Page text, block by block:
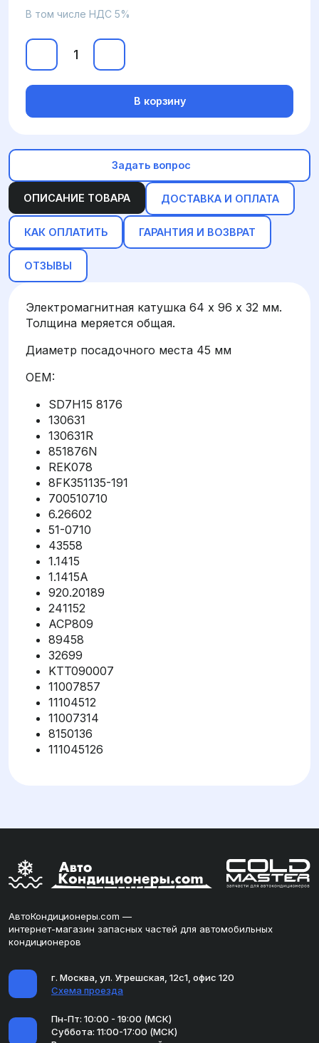
ОПИСАНИЕ ТОВАРА ДОСТАВКА И ОПЛАТА
КАК ОПЛАТИТЬ ГАРАНТИЯ И ВОЗВРАТ
ОТЗЫВЫ
Электромагнитная катушка 64 х 96 х 32 мм.
Толщина меряется общая.
Диаметр посадочного места 45 мм
OEM:
SD7H15 8176
130631
130631R
851876N
REK078
8FK351135-191
700510710
6.26602
51-0710
43558
1.1415
1.1415A
920.20189
241152
ACP809
89458
32699
KTT090007
11007857
11104512
11007314
8150136
111045126
В том числе НДС 5%
В корзину
Задать вопрос
АвтоКондиционеры.com —
интернет-магазин запасных частей для автомобильных
кондиционеров
г. Москва, ул. Угрешская, 12с1, офис 120
Схема проезда
Пн-Пт: 10:00 - 19:00 (МСК)
Суббота: 11:00-17:00 (МСК)